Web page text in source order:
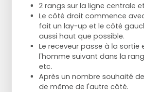
2 rangs sur la ligne centrale
Le côté droit commence
fait un lay-up et le côté
aussi haut que possible.
Le receveur passe à la sortie
l'homme suivant dans la
etc.
Après un nombre souhaité
de même de l'autre côté.